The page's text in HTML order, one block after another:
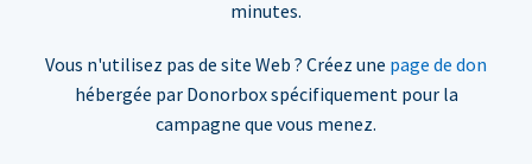
minutes.
Vous n'utilisez pas de site Web ? Créez une page de don
hébergée par Donorbox spécifiquement pour la
campagne que vous menez.